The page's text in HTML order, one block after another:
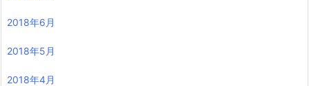
2018年6月
2018年5月
2018年4月